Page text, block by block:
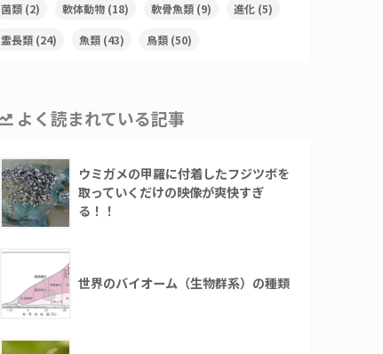
菌類 (2) 軟体動物 (18) 軟骨魚類 (9) 進化 (5)
霊長類 (24) 魚類 (43) 鳥類 (50)
よく読まれている記事
ウミガメの甲羅に付着したフジツボを
取っていくだけの映像が爽快すぎ
る！！
世界のバイオーム（生物群系）の種類